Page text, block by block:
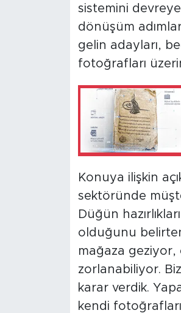
sistemini
dönüşüm
gelin adayları,
fotoğrafları
Konuya ilişkin
sektöründe
Düğün
olduğunu
mağaza
zorlanabiliyor.
karar verdik.
kendi